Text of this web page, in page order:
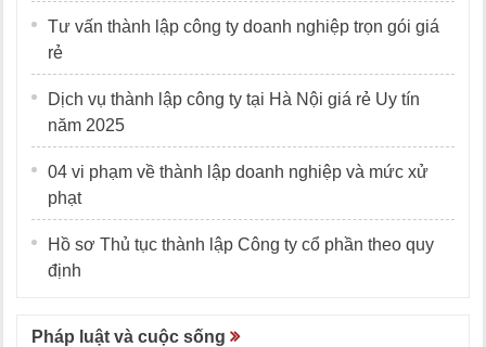
Tư vấn thành lập công ty doanh nghiệp trọn gói giá
rẻ
Dịch vụ thành lập công ty tại Hà Nội giá rẻ Uy tín
năm 2025
04 vi phạm về thành lập doanh nghiệp và mức xử
phạt
Hồ sơ Thủ tục thành lập Công ty cổ phần theo quy
định
Pháp luật và cuộc sống